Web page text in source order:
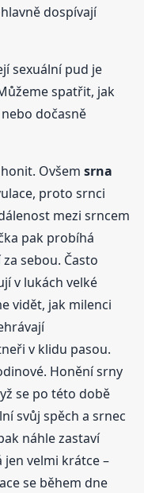
dospívají
sexuální pud je
spatřit, jak
dočasně
Ovšemsrna
proto srnci
mezi srncem
pak probíhá
sebou. Často
v lukách velké
vidět, jak milenci
v klidu pasou.
Honění srny
se po této době
svůj spěch a srnec
náhle zastaví
jen velmi krátce –
se během dne